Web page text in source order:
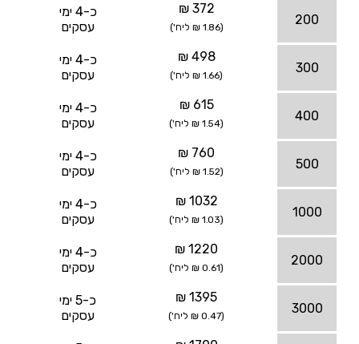
200
372 ₪
(1.86 ₪ ליח')
כ-4 ימי
עסקים
300
498 ₪
(1.66 ₪ ליח')
כ-4 ימי
עסקים
400
615 ₪
(1.54 ₪ ליח')
כ-4 ימי
עסקים
500
760 ₪
(1.52 ₪ ליח')
כ-4 ימי
עסקים
1000
1032 ₪
(1.03 ₪ ליח')
כ-4 ימי
עסקים
2000
1220 ₪
(0.61 ₪ ליח')
כ-4 ימי
עסקים
3000
1395 ₪
(0.47 ₪ ליח')
כ-5 ימי
עסקים